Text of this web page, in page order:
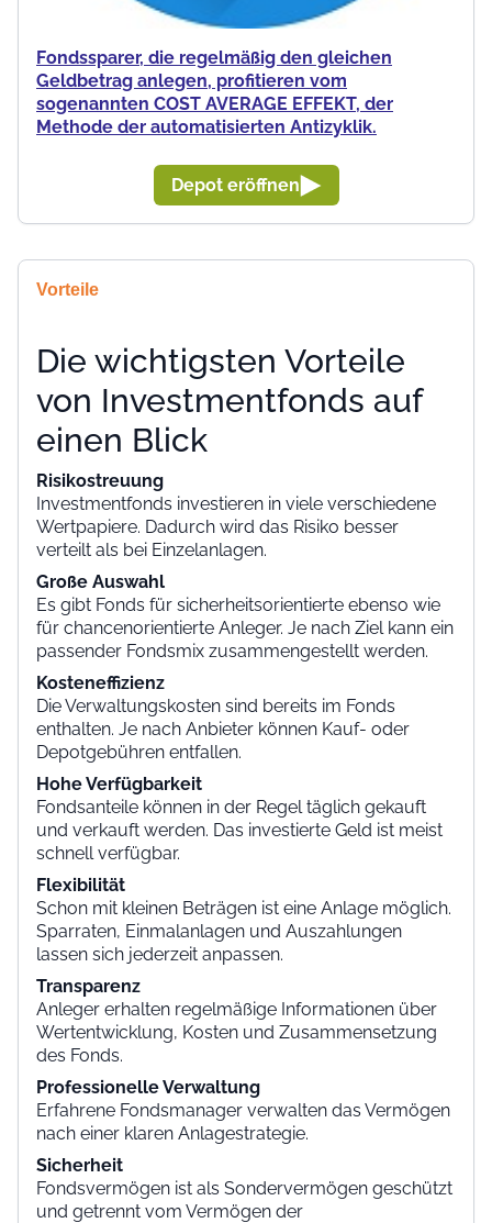
Fondssparer, die regelmäßig den gleichen
Geldbetrag anlegen, profitieren vom
sogenannten COST AVERAGE EFFEKT, der
Methode der automatisierten Antizyklik.
Depot eröffnen
Vorteile
Die wichtigsten Vorteile
von Investmentfonds auf
einen Blick
Risikostreuung
Investmentfonds investieren in viele verschiedene
Wertpapiere. Dadurch wird das Risiko besser
verteilt als bei Einzelanlagen.
Große Auswahl
Es gibt Fonds für sicherheitsorientierte ebenso wie
für chancenorientierte Anleger. Je nach Ziel kann ein
passender Fondsmix zusammengestellt werden.
Kosteneffizienz
Die Verwaltungskosten sind bereits im Fonds
enthalten. Je nach Anbieter können Kauf- oder
Depotgebühren entfallen.
Hohe Verfügbarkeit
Fondsanteile können in der Regel täglich gekauft
und verkauft werden. Das investierte Geld ist meist
schnell verfügbar.
Flexibilität
Schon mit kleinen Beträgen ist eine Anlage möglich.
Sparraten, Einmalanlagen und Auszahlungen
lassen sich jederzeit anpassen.
Transparenz
Anleger erhalten regelmäßige Informationen über
Wertentwicklung, Kosten und Zusammensetzung
des Fonds.
Professionelle Verwaltung
Erfahrene Fondsmanager verwalten das Vermögen
nach einer klaren Anlagestrategie.
Sicherheit
Fondsvermögen ist als Sondervermögen geschützt
und getrennt vom Vermögen der